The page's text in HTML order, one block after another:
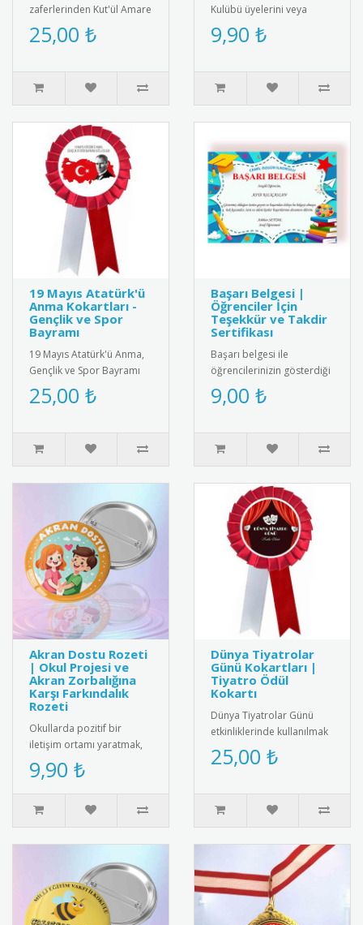
zaferlerinden Kut'ül Amare
muharebesinin anısına
özel tasarlanmış kokart.
25,00 ₺
Kulübü üyelerini veya
değerler eğitiminde
başarılı olan öğrencileri
9,90 ₺
19 Mayıs Atatürk'ü
Anma Kokartları -
Gençlik ve Spor
Bayramı
19 Mayıs Atatürk'ü Anma,
Gençlik ve Spor Bayramı
için özel tasarım kokart
seti. Yüksek kaliteli meta..
25,00 ₺
Başarı Belgesi |
Öğrenciler İçin
Teşekkür ve Takdir
Sertifikası
Başarı belgesi ile
öğrencilerinizin gösterdiği
gayreti ve başarıyı
ödüllendirin. Eğitimde
9,00 ₺
Akran Dostu Rozeti
| Okul Projesi ve
Akran Zorbalığına
Karşı Farkındalık
Rozeti
Okullarda pozitif bir
iletişim ortamı yaratmak,
arkadaşlık bağlarını
güçlendirmek ve akran
zorbalığı..
9,90 ₺
Dünya Tiyatrolar
Günü Kokartları |
Tiyatro Ödül
Kokartı
Dünya Tiyatrolar Günü
etkinliklerinde kullanılmak
üzere özel tasarım tiyatro
kokartları. Bu şık koka..
25,00 ₺